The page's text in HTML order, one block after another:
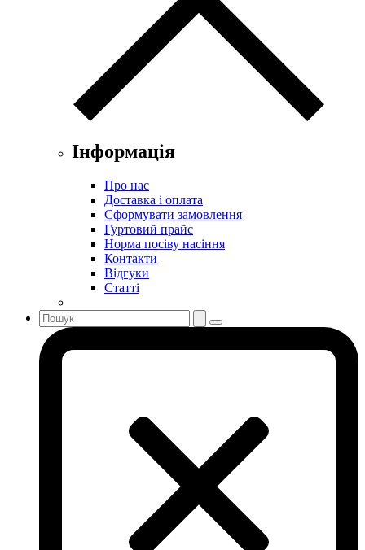
Інформація
Про нас
Доставка і оплата
Сформувати замовлення
Гуртовий прайс
Норма посіву насіння
Контакти
Відгуки
Статті